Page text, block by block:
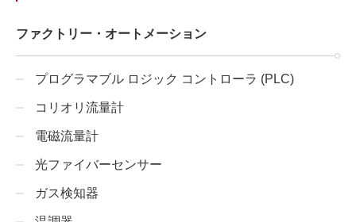
ファクトリー・オートメーション
プログラマブル ロジック コントローラ (PLC)
コリオリ流量計
電磁流量計
光ファイバーセンサー
ガス検知器